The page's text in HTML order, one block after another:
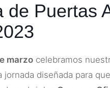
de Puertas
marzo celebramos
jornada diseñada para